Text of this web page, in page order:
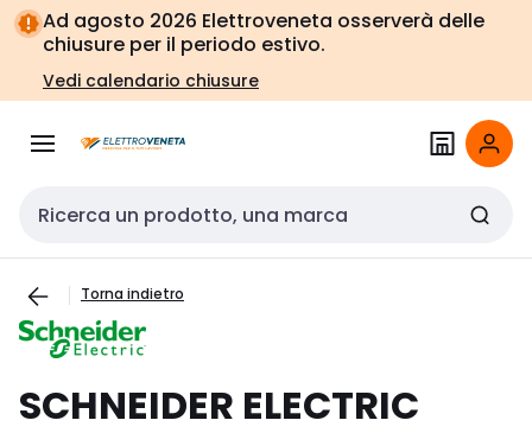
Vai alla
navigazione
Vai
alla
pagina
Ad agosto 2026 Elettroveneta osserverà delle
chiusure per il periodo estivo.
Vedi calendario chiusure
Cerca input
Torna indietro
SCHNEIDER ELECTRIC